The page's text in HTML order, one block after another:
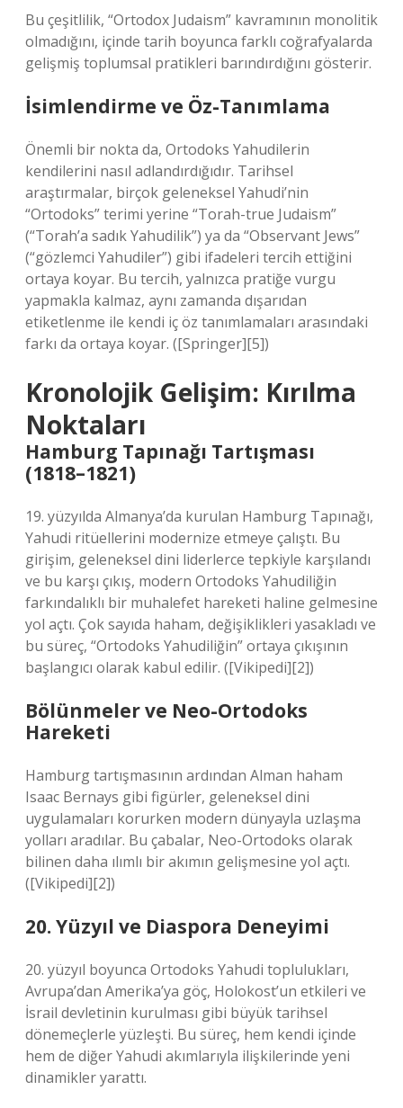
Bu çeşitlilik, “Ortodox Judaism” kavramının monolitik
olmadığını, içinde tarih boyunca farklı coğrafyalarda
gelişmiş toplumsal pratikleri barındırdığını gösterir.
İsimlendirme ve Öz-Tanımlama
Önemli bir nokta da, Ortodoks Yahudilerin
kendilerini nasıl adlandırdığıdır. Tarihsel
araştırmalar, birçok geleneksel Yahudi’nin
“Ortodoks” terimi yerine “Torah-true Judaism”
(“Torah’a sadık Yahudilik”) ya da “Observant Jews”
(“gözlemci Yahudiler”) gibi ifadeleri tercih ettiğini
ortaya koyar. Bu tercih, yalnızca pratiğe vurgu
yapmakla kalmaz, aynı zamanda dışarıdan
etiketlenme ile kendi iç öz tanımlamaları arasındaki
farkı da ortaya koyar. ([Springer][5])
Kronolojik Gelişim: Kırılma
Noktaları
Hamburg Tapınağı Tartışması
(1818–1821)
19. yüzyılda Almanya’da kurulan Hamburg Tapınağı,
Yahudi ritüellerini modernize etmeye çalıştı. Bu
girişim, geleneksel dini liderlerce tepkiyle karşılandı
ve bu karşı çıkış, modern Ortodoks Yahudiliğin
farkındalıklı bir muhalefet hareketi haline gelmesine
yol açtı. Çok sayıda haham, değişiklikleri yasakladı ve
bu süreç, “Ortodoks Yahudiliğin” ortaya çıkışının
başlangıcı olarak kabul edilir. ([Vikipedi][2])
Bölünmeler ve Neo-Ortodoks
Hareketi
Hamburg tartışmasının ardından Alman haham
Isaac Bernays gibi figürler, geleneksel dini
uygulamaları korurken modern dünyayla uzlaşma
yolları aradılar. Bu çabalar, Neo-Ortodoks olarak
bilinen daha ılımlı bir akımın gelişmesine yol açtı.
([Vikipedi][2])
20. Yüzyıl ve Diaspora Deneyimi
20. yüzyıl boyunca Ortodoks Yahudi toplulukları,
Avrupa’dan Amerika’ya göç, Holokost’un etkileri ve
İsrail devletinin kurulması gibi büyük tarihsel
dönemeçlerle yüzleşti. Bu süreç, hem kendi içinde
hem de diğer Yahudi akımlarıyla ilişkilerinde yeni
dinamikler yarattı.